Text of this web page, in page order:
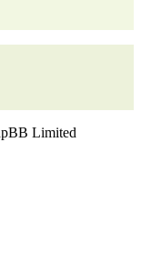
Limited